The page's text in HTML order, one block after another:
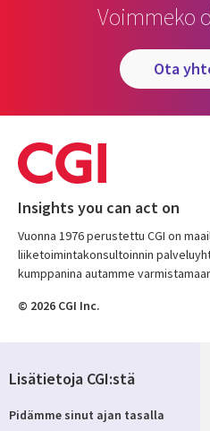
Voimmeko
ota
Insights you can act on
Vuonna 1976 perustettu CGI on
liiketoimintakonsultoinnin
kumppanina autamme
© 2026 CGI Inc.
Lisätietoja CGI:stä
Pidämme sinut ajan tasalla